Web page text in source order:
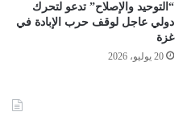
“التوحيد والإصلاح” تدعو لتحرك
دولي عاجل لوقف حرب الإبادة في
غزة
20 يوليو، 2026